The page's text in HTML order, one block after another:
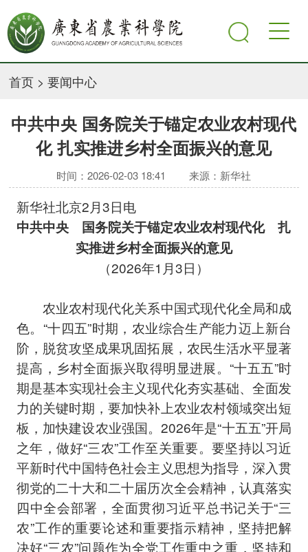
首页 >要闻中心
中共中央 国务院关于锚定农业农村现代
化 扎实推进乡村全面振兴的意见
时间：2026-02-03 18:41 来源：新华社
新华社北京2月3日电
中共中央 国务院关于锚定农业农村现代化 扎
实推进乡村全面振兴的意见
（2026年1月3日）
农业农村现代化关系中国式现代化全局和成
色。“十四五”时期，农业综合生产能力迈上新台
阶，脱贫攻坚成果巩固拓展，农民生活水平显著
提高，乡村全面振兴取得明显进展。“十五五”时
期是基本实现社会主义现代化夯实基础、全面发
力的关键时期，要加快补上农业农村领域突出短
板，加快建设农业强国。2026年是“十五五”开局
之年，做好“三农”工作至关重要。要坚持以习近
平新时代中国特色社会主义思想为指导，深入贯
彻党的二十大和二十届历次全会精神，认真落实
四中全会部署，全面贯彻习近平总书记关于“三
农”工作的重要论述和重要指示精神，坚持把解
决好“三农”问题作为全党工作重中之重，坚持和